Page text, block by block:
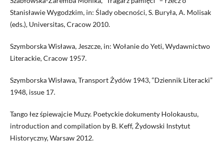
Stanisławie Wygodzkim, in: Ślady obecności, S. Buryła, A. Molisak
(eds.), Universitas, Cracow 2010.
Szymborska Wisława, Jeszcze, in: Wołanie do Yeti, Wydawnictwo
Literackie, Cracow 1957.
Szymborska Wisława, Transport Żydów 1943, “Dziennik Literacki”
1948, issue 17.
Tango łez śpiewajcie Muzy. Poetyckie dokumenty Holokaustu,
introduction and compilation by B. Keff, Żydowski Instytut
Historyczny, Warsaw 2012.